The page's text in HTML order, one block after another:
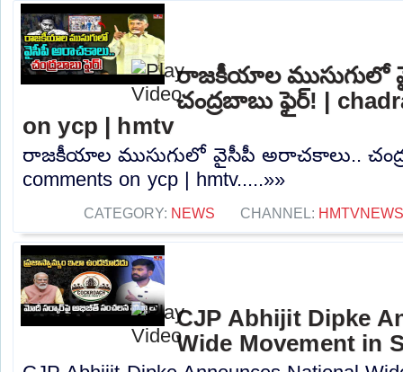
రాజకీయాల ముసుగులో
చంద్రబాబు ఫైర్! |
on ycp | hmtv
రాజకీయాల ముసుగులో వైసీపీ అరాచకాలు..
comments on ycp | hmtv.....»»
CATEGORY: NEWS CHANNEL: HMTVNEWS
CJP Abhijit Dipke
Wide Movement in